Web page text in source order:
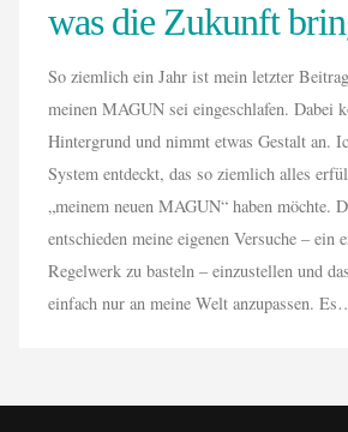
was die Zukunft
So ziemlich ein Jahr ist mein letzter
meinen MAGUN sei eingeschlafen. Dabei
Hintergrund und nimmt etwas Gestalt an.
System entdeckt, das so ziemlich alles
„meinem neuen MAGUN“ haben möchte.
entschieden meine eigenen Versuche – ein
Regelwerk zu basteln – einzustellen und
einfach nur an meine Welt anzupassen.